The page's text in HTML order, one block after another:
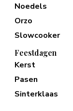
Noedels
Orzo
Slowcooker
Feestdagen
Kerst
Pasen
Sinterklaas